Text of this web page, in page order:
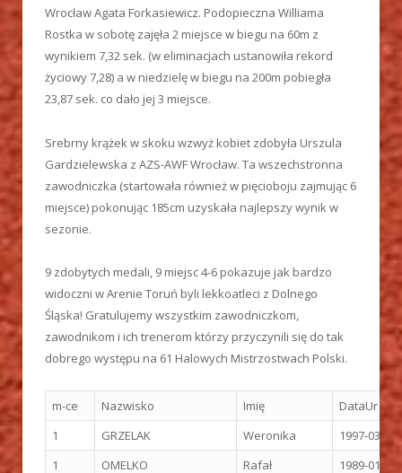
Wrocław Agata Forkasiewicz. Podopieczna Williama
Rostka w sobotę zajęła 2 miejsce w biegu na 60m z
wynikiem 7,32 sek. (w eliminacjach ustanowiła rekord
życiowy 7,28) a w niedzielę w biegu na 200m pobiegła
23,87 sek. co dało jej 3 miejsce.
Srebrny krążek w skoku wzwyż kobiet zdobyła Urszula
Gardzielewska z AZS-AWF Wrocław. Ta wszechstronna
zawodniczka (startowała również w pięcioboju zajmując 6
miejsce) pokonując 185cm uzyskała najlepszy wynik w
sezonie.
9 zdobytych medali, 9 miejsc 4-6 pokazuje jak bardzo
widoczni w Arenie Toruń byli lekkoatleci z Dolnego
Śląska! Gratulujemy wszystkim zawodniczkom,
zawodnikom i ich trenerom którzy przyczynili się do tak
dobrego występu na 61 Halowych Mistrzostwach Polski.
m-ce Nazwisko Imię
DataUr
1
GRZELAK Weronika
1997-03-19
1
OMELKO Rafał 1989-01-16